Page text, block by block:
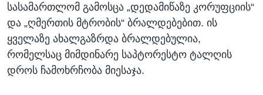
სასამართლომ გამოსცა „დედამიწაზე კორუფციის“
და „ღმერთის მტრობის“ ბრალდებებით. ის
ყველაზე ახალგაზრდა ბრალდებულია,
რომელსაც მიმდინარე საპტორესტო ტალღის
დროს ჩამოხრჩობა მიესაჯა.